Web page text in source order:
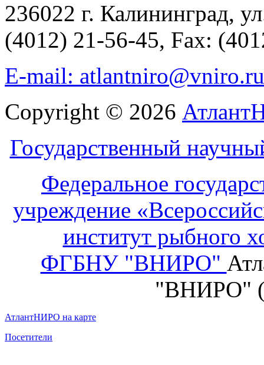
236022 г. Калининград,
(4012) 21-56-45, Fax:
E-mail: atlantniro@vniro.ru
Copyright © 2026
Государственный
Федеральное
учреждение
институт рыбного
ФГБНУ "ВНИРО"
"ВНИРО"
АтлантНИРО на карте
Посетители